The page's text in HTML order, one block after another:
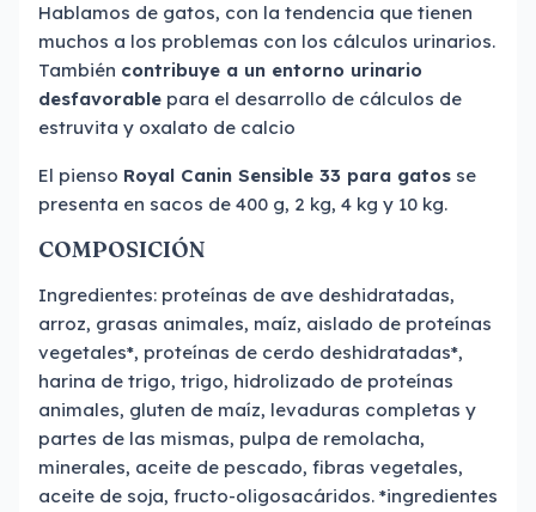
Hablamos de gatos, con la tendencia que tienen
muchos a los problemas con los cálculos urinarios.
También contribuye a un entorno urinario
desfavorable para el desarrollo de cálculos de
estruvita y oxalato de calcio
El pienso Royal Canin Sensible 33 para gatos se
presenta en sacos de 400 g, 2 kg, 4 kg y 10 kg.
COMPOSICIÓN
Ingredientes: proteínas de ave deshidratadas,
arroz, grasas animales, maíz, aislado de proteínas
vegetales*, proteínas de cerdo deshidratadas*,
harina de trigo, trigo, hidrolizado de proteínas
animales, gluten de maíz, levaduras completas y
partes de las mismas, pulpa de remolacha,
minerales, aceite de pescado, fibras vegetales,
aceite de soja, fructo-oligosacáridos. *ingredientes